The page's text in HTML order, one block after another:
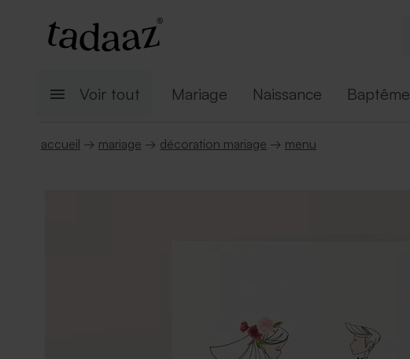
Voir tout Mariage Naissance Baptême
accueil → mariage → décoration mariage → menu